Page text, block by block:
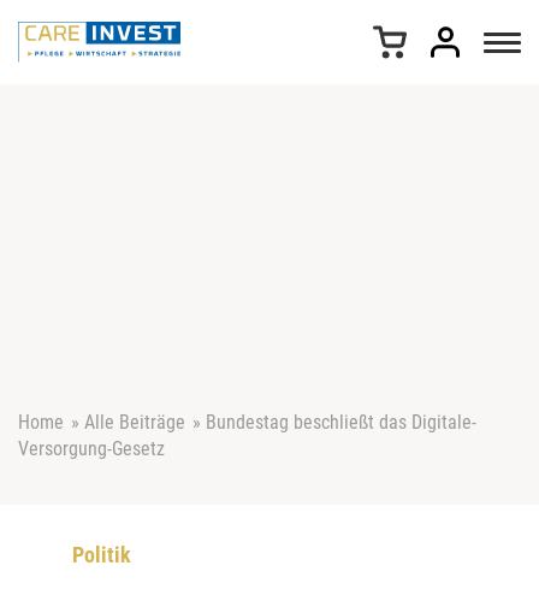
Home » Alle Beiträge » Bundestag beschließt das Digitale-
Versorgung-Gesetz
Politik